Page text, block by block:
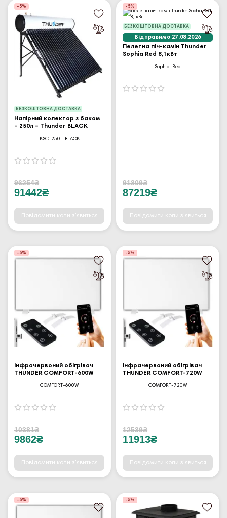
БЕЗКОШТОВНА ДОСТАВКА
-5%
Напірний колектор з баком
– 250л – Thunder BLACK
KSC-250L-BLACK
96254₴
91442₴
Повідомити коли з'явиться
БЕЗКОШТОВНА ДОСТАВКА
-5%
Відправимо 27.08.2026
Пелетна піч-камін Thunder
Sophia Red 8,1кВт
Sophia-Red
91809₴
87219₴
Повідомити коли з'явиться
-5%
Інфрачервоний обігрівач
THUNDER COMFORT-600W
COMFORT-600W
10381₴
9862₴
Повідомити коли з'явиться
-5%
Інфрачервоний обігрівач
THUNDER COMFORT-720W
COMFORT-720W
12539₴
11913₴
Повідомити коли з'явиться
-5% -5%